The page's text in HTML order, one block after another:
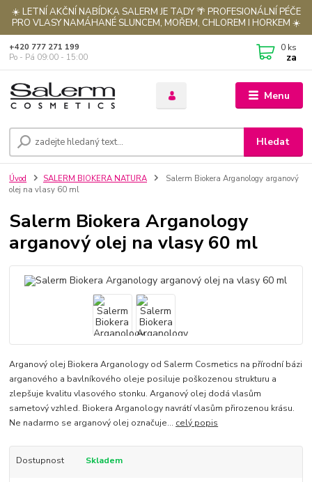
☀️ LETNÍ AKČNÍ NABÍDKA SALERM JE TADY 🌴 PROFESIONÁLNÍ PÉČE
PRO VLASY NAMÁHANÉ SLUNCEM, MOŘEM, CHLOREM I HORKEM ☀️
Menu
Hledat
+420 777 271 199
Po - Pá 09:00 - 15:00
0 ks
za
Úvod SALERM BIOKERA NATURA
Salerm Biokera Arganology arganový
olej na vlasy 60 ml
Salerm Biokera Arganology
arganový olej na vlasy 60 ml
Arganový olej Biokera Arganology od Salerm Cosmetics na přírodní bázi
arganového a bavlníkového oleje posiluje poškozenou strukturu a
zlepšuje kvalitu vlasového stonku. Arganový olej dodá vlasům
sametový vzhled. Biokera Arganology navrátí vlasům přirozenou krásu.
Ne nadarmo se arganový olej označuje... celý popis
Dostupnost Skladem